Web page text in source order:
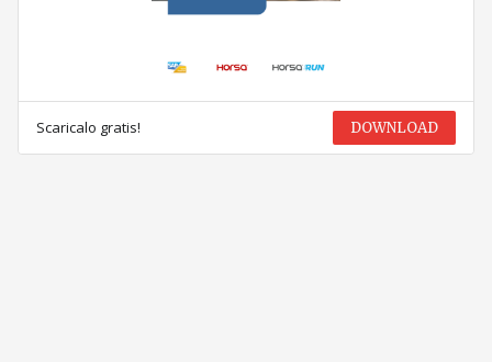
Scaricalo gratis! DOWNLOAD